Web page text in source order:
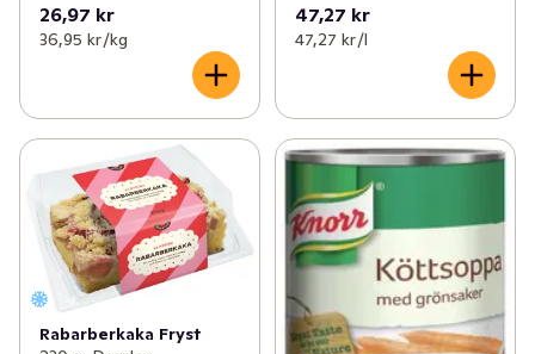
26,97 kr
36,95 kr /kg
47,27 kr
47,27 kr /l
Rabarberkaka Fryst